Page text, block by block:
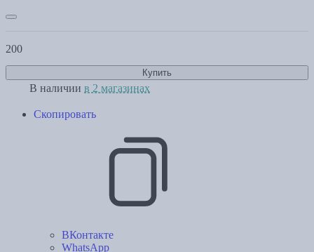
200
Купить
В наличии в 2 магазинах
Скопировать
ВКонтакте
WhatsApp